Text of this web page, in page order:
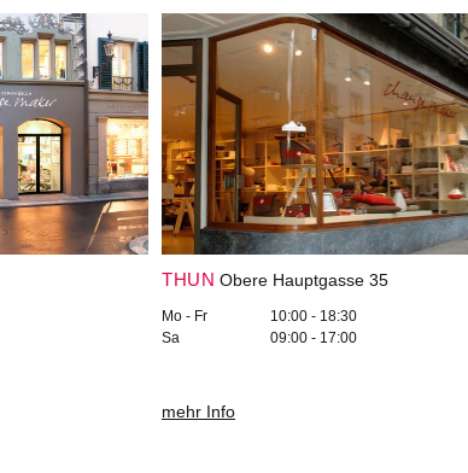
THUN Obere Hauptgasse 35
Mo - Fr
10:00 - 18:30
Sa
09:00 - 17:00
mehr Info